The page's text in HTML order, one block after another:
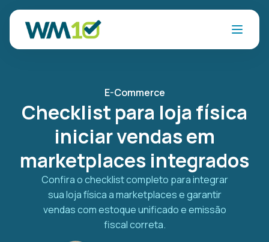
E-Commerce
Checklist para loja física
iniciar vendas em
marketplaces integrados
Confira o checklist completo para integrar
sua loja física a marketplaces e garantir
vendas com estoque unificado e emissão
fiscal correta.